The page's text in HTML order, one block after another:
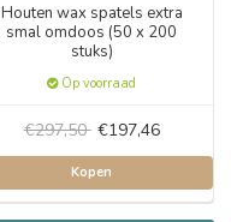
Houten wax spatels extra
smal omdoos (50 x 200
stuks)
Op voorraad
€297,50 €197,46
Kopen